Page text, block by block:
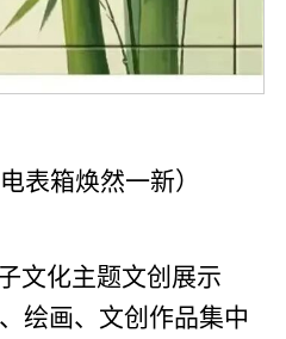
表箱焕然一新）
文化主题文创展示
绘画、文创作品集中